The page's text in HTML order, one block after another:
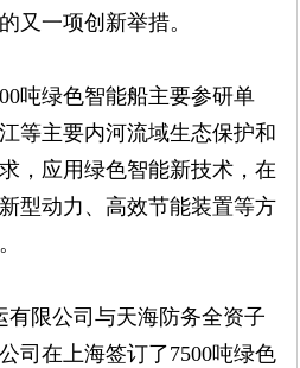
又一项创新举措。
吨绿色智能船主要参研单
等主要内河流域生态保护和
，应用绿色智能新技术，在
型动力、高效节能装置等方
有限公司与天海防务全资子
司在上海签订了7500吨绿色